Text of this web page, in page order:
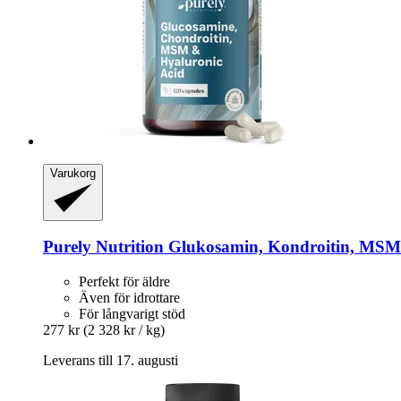
Varukorg
Purely Nutrition Glukosamin, Kondroitin,
Perfekt för äldre
Även för idrottare
För långvarigt stöd
277 kr (2 328 kr / kg)
Leverans till 17. augusti